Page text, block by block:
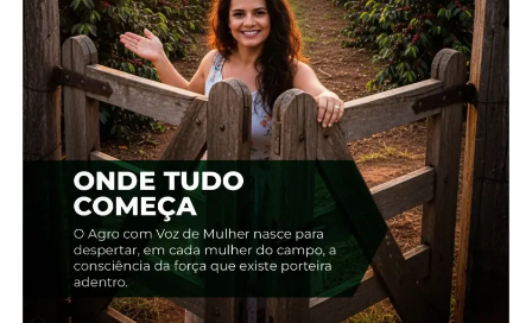
Relacionado
Preço da carne de frango
segue em forte alta,
afirma Cepea
24 de outubro, 2025
Em "Brasil"
Frango: Demanda
aquecida mantém preços
em alta
15 de agosto, 2025
Em "Brasil"
Frango: Carne encerra
quinzena com preços em
14 de março, 2025
Em "Brasil"